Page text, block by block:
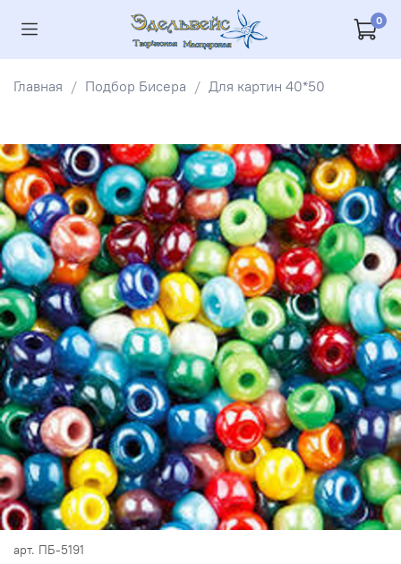
0
Главная Подбор Бисера Для картин 40*50
арт. ПБ-5191